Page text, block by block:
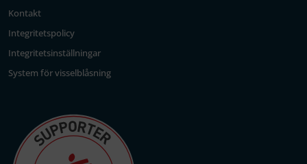
Kontakt
Integritetspolicy
Integritetsinställningar
System för visselblåsning